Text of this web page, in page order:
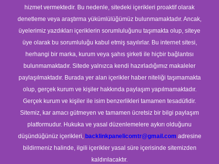
hizmet vermektedir. Bu nedenle, sitedeki içerikleri proaktif olarak
denetleme veya araştırma yükümlülüğümüz bulunmamaktadır. Ancak,
üyelerimiz yazdıkları içeriklerin sorumluluğunu taşımakta olup, siteye
üye olarak bu sorumluluğu kabul etmiş sayılırlar. Bu internet sitesi,
herhangi bir marka, kurum veya şahıs şirketi ile hiçbir bağlantısı
bulunmamaktadır. Sitede yalnızca kendi hazırladığımız makaleler
paylaşılmaktadır. Burada yer alan içerikler haber niteliği taşımamakta
olup, gerçek kurum ve kişiler hakkında paylaşım yapılmamaktadır.
Gerçek kurum ve kişiler ile isim benzerlikleri tamamen tesadüfidir.
Sitemiz, kar amacı gütmeyen ve tamamen ücretsiz bir bilgi paylaşım
platformudur. Hukuka ve yasal düzenlemelere aykırı olduğunu
düşündüğünüz içerikleri, backlinkpanelicomtr@gmail.com adresine
bildirmeniz halinde, ilgili içerikler yasal süre içerisinde sitemizden
kaldırılacaktır.